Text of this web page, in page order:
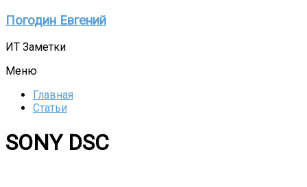
Перейти
содержимому
Погодин Евгений
ИТ Заметки
Меню
Главная
Статьи
SONY DSC